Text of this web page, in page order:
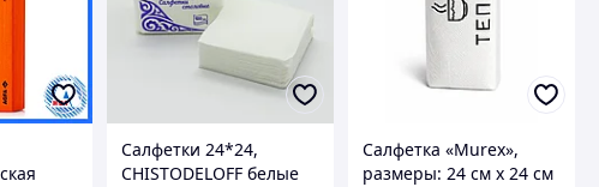
Салфетки 24*24,
CHISTODELOFF белые
Салфетка «Murex»,
размеры: 24 см х 24 см